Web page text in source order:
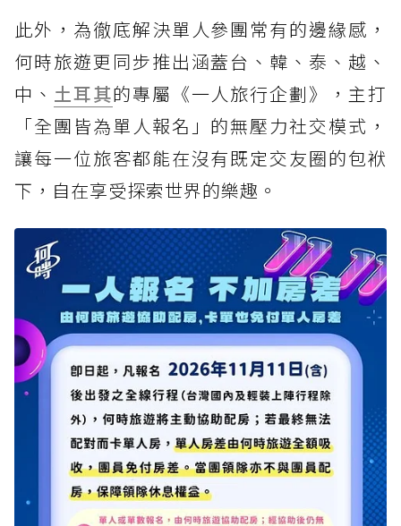
此外，為徹底解決單人參團常有的邊緣感，
何時旅遊更同步推出涵蓋台、韓、泰、越、
中、 土耳其的專屬《一人旅行企劃》，主打
「全團皆為單人報名」的無壓力社交模式，
讓每一位旅客都能在沒有既定交友圈的包袱
下，自在享受探索世界的樂趣。